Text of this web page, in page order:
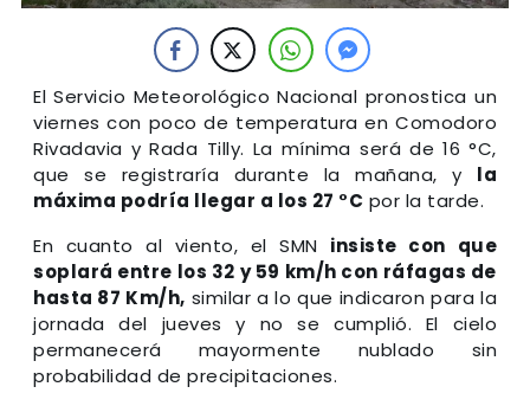
El Servicio Meteorológico Nacional pronostica un
viernes con poco de temperatura en Comodoro
Rivadavia y Rada Tilly. La mínima será de 16 °C,
que se registraría durante la mañana, y la
máxima podría llegar a los 27 °C por la tarde.
En cuanto al viento, el SMN insiste con que
soplará entre los 32 y 59 km/h con ráfagas de
hasta 87 Km/h, similar a lo que indicaron para la
jornada del jueves y no se cumplió. El cielo
permanecerá mayormente nublado sin
probabilidad de precipitaciones.